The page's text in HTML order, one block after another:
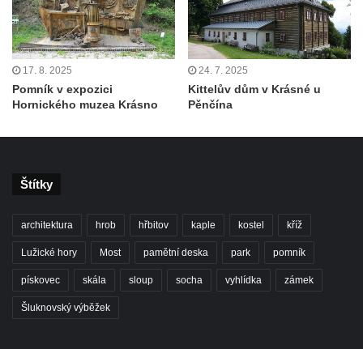
17. 8. 2025
Pomník v expozici
Hornického muzea Krásno
24. 7. 2025
Kittelův dům v Krásné u
Pěnčína
Štítky
architektura hrob hřbitov kaple kostel kříž
Lužické hory Most pamětní deska park pomník
pískovec skála sloup socha vyhlídka zámek
Šluknovský výběžek